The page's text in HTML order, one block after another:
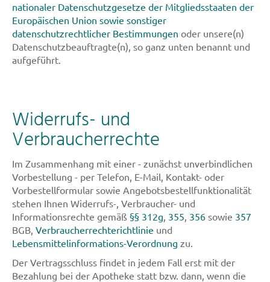
nationaler Datenschutzgesetze der Mitgliedsstaaten der
Europäischen Union sowie sonstiger
datenschutzrechtlicher Bestimmungen oder unsere(n)
Datenschutzbeauftragte(n), so ganz unten benannt und
aufgeführt.
Widerrufs- und
Verbraucherrechte
Im Zusammenhang mit einer - zunächst unverbindlichen
Vorbestellung - per Telefon, E-Mail, Kontakt- oder
Vorbestellformular sowie Angebotsbestellfunktionalität
stehen Ihnen Widerrufs-, Verbraucher- und
Informationsrechte gemäß §§ 312g, 355, 356 sowie 357
BGB, Verbraucherrechterichtlinie und
Lebensmittelinformations-Verordnung zu.
Der Vertragsschluss findet in jedem Fall erst mit der
Bezahlung bei der Apotheke statt bzw. dann, wenn die